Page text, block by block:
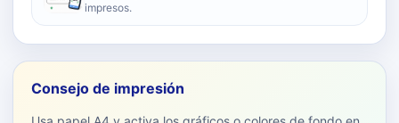
impresos.
Consejo de impresión